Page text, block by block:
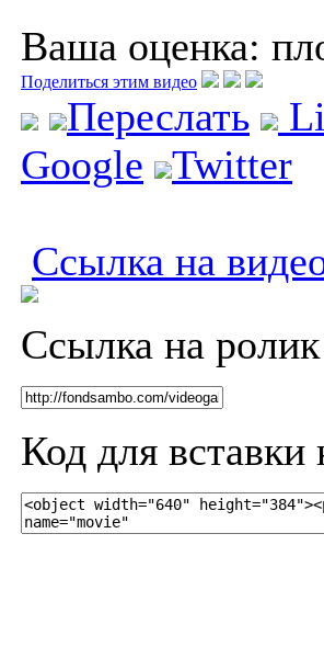
Ваша оценка:
Поделиться этим видео
Переслать
Google
Twitter
Ссылка на
Ссылка на ролик
Код для вставки